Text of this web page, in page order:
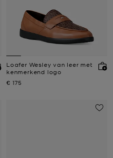
Loafer Wesley van leer met
kenmerkend logo
Nu
€ 175